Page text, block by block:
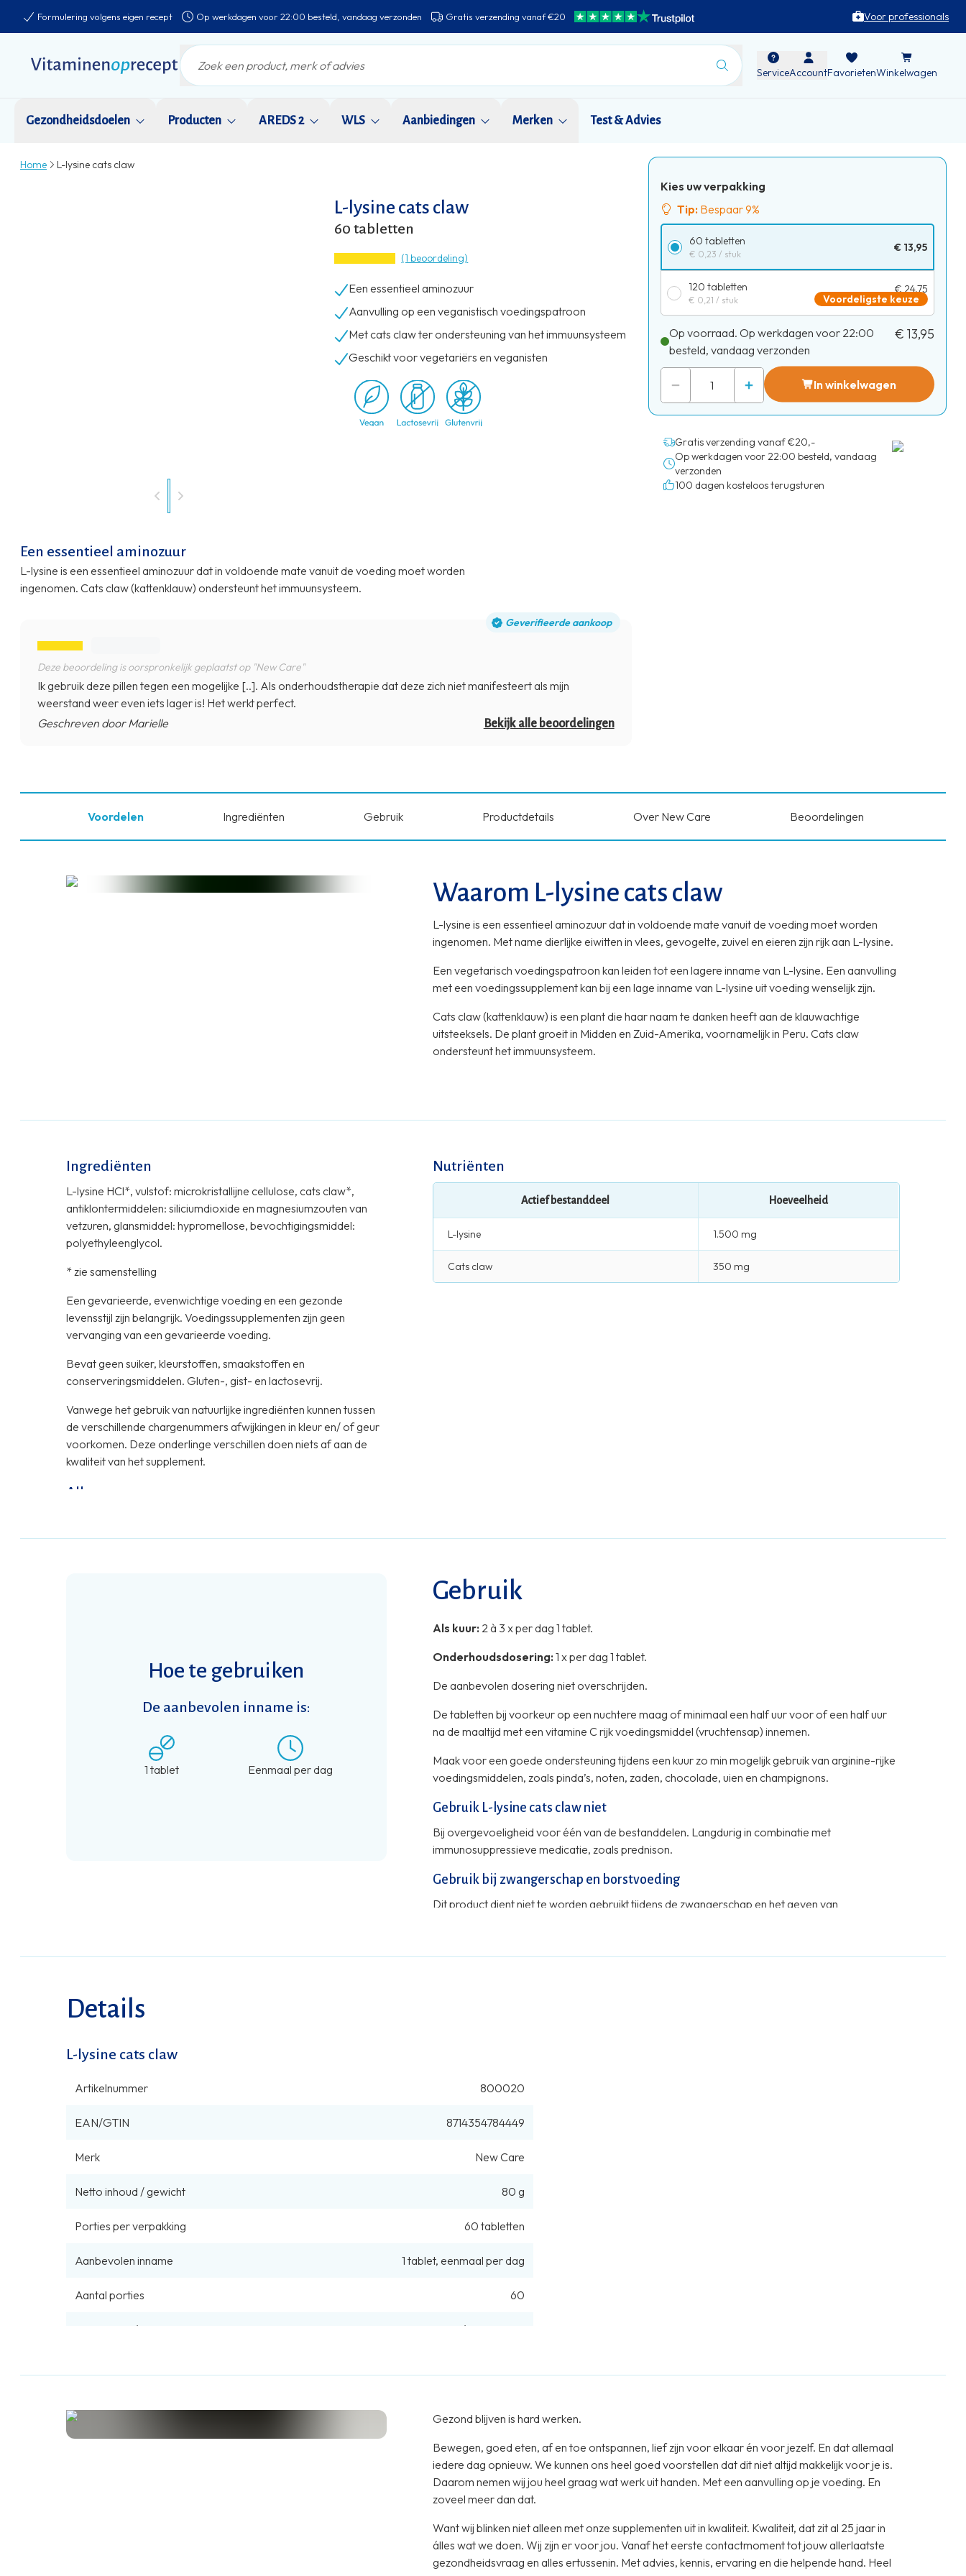
Formulering volgens eigen recept Op werkdagen voor 22:00 besteld, vandaag verzonden Gratis verzending vanaf €20 Voor professionals
ServiceAccountFavorietenWinkelwagen
Gezondheidsdoelen Producten AREDS 2 WLS Aanbiedingen Merken Test & Advies
Home L-lysine cats claw
L-lysine cats claw
60 tabletten
(1 beoordeling)
Een essentieel aminozuur
Aanvulling op een veganistisch voedingspatroon
Met cats claw ter ondersteuning van het immuunsysteem
Geschikt voor vegetariërs en veganisten
Kies uw verpakking
Tip:Bespaar 9%
60 tabletten
€ 0,23 / stuk
€ 13,95
120 tabletten
€ 0,21 / stuk
€ 24,75
Voordeligste keuze
Op voorraad. Op werkdagen voor 22:00
besteld, vandaag verzonden
€ 13,95
In winkelwagen
Gratis verzending vanaf €20,-
Op werkdagen voor 22:00 besteld, vandaag
verzonden
100 dagen kosteloos terugsturen
Een essentieel aminozuur
L-lysine is een essentieel aminozuur dat in voldoende mate vanuit de voeding moet worden
ingenomen. Cats claw (kattenklauw) ondersteunt het immuunsysteem.
Geverifieerde aankoop
Deze beoordeling is oorspronkelijk geplaatst op "New Care"
Ik gebruik deze pillen tegen een mogelijke [..]. Als onderhoudstherapie dat deze zich niet manifesteert als mijn
weerstand weer even iets lager is! Het werkt perfect.
Geschreven door Marielle
Bekijk alle beoordelingen
Voordelen Ingrediënten Gebruik Productdetails Over New Care Beoordelingen
Waarom L-lysine cats claw
L-lysine is een essentieel aminozuur dat in voldoende mate vanuit de voeding moet worden
ingenomen. Met name dierlijke eiwitten in vlees, gevogelte, zuivel en eieren zijn rijk aan L-lysine.
Een vegetarisch voedingspatroon kan leiden tot een lagere inname van L-lysine. Een aanvulling
met een voedingssupplement kan bij een lage inname van L-lysine uit voeding wenselijk zijn.
Cats claw (kattenklauw) is een plant die haar naam te danken heeft aan de klauwachtige
uitsteeksels. De plant groeit in Midden en Zuid-Amerika, voornamelijk in Peru. Cats claw
ondersteunt het immuunsysteem.
Ingrediënten
L-lysine HCl*, vulstof: microkristallijne cellulose, cats claw*,
antiklontermiddelen: siliciumdioxide en magnesiumzouten van
vetzuren, glansmiddel: hypromellose, bevochtigingsmiddel:
polyethyleenglycol.
* zie samenstelling
Een gevarieerde, evenwichtige voeding en een gezonde
levensstijl zijn belangrijk. Voedingssupplementen zijn geen
vervanging van een gevarieerde voeding.
Bevat geen suiker, kleurstoffen, smaakstoffen en
conserveringsmiddelen. Gluten-, gist- en lactosevrij.
Vanwege het gebruik van natuurlijke ingrediënten kunnen tussen
de verschillende chargenummers afwijkingen in kleur en/ of geur
voorkomen. Deze onderlinge verschillen doen niets af aan de
kwaliteit van het supplement.
Allergenen
Nutriënten
Actief bestanddeel Hoeveelheid
L-lysine 1.500 mg
Cats claw 350 mg
Hoe te gebruiken
De aanbevolen inname is:
1 tablet Eenmaal per dag
Gebruik
Als kuur: 2 à 3 x per dag 1 tablet.
Onderhoudsdosering: 1 x per dag 1 tablet.
De aanbevolen dosering niet overschrijden.
De tabletten bij voorkeur op een nuchtere maag of minimaal een half uur voor of een half uur
na de maaltijd met een vitamine C rijk voedingsmiddel (vruchtensap) innemen.
Maak voor een goede ondersteuning tijdens een kuur zo min mogelijk gebruik van arginine-rijke
voedingsmiddelen, zoals pinda’s, noten, zaden, chocolade, uien en champignons.
Gebruik L-lysine cats claw niet
Bij overgevoeligheid voor één van de bestanddelen. Langdurig in combinatie met
immunosuppressieve medicatie, zoals prednison.
Gebruik bij zwangerschap en borstvoeding
Dit product dient niet te worden gebruikt tijdens de zwangerschap en het geven van
Details
L-lysine cats claw
Artikelnummer 800020
EAN/GTIN 8714354784449
Merk New Care
Netto inhoud / gewicht 80 g
Porties per verpakking 60 tabletten
Aanbevolen inname 1 tablet, eenmaal per dag
Aantal porties 60
Prijs per KG/L /
Producteigenschappen
Suikervrij Glutenvrij Gistvrij Lactosevrij
Zonder kleurstoffen
Vegan
Gezond blijven is hard werken.
Bewegen, goed eten, af en toe ontspannen, lief zijn voor elkaar én voor jezelf. En dat allemaal
iedere dag opnieuw. We kunnen ons heel goed voorstellen dat dit niet altijd makkelijk voor je is.
Daarom nemen wij jou heel graag wat werk uit handen. Met een aanvulling op je voeding. En
zoveel meer dan dat.
Want wij blinken niet alleen met onze supplementen uit in kwaliteit. Kwaliteit, dat zit al 25 jaar in
álles wat we doen. Wij zijn er voor jou. Vanaf het eerste contactmoment tot jouw allerlaatste
gezondheidsvraag en alles ertussenin. Met advies, kennis, ervaring en die helpende hand. Heel